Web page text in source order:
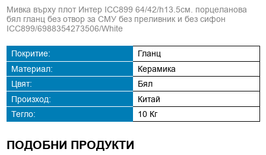
Мивка върху плот Интер ICC899 64/42/h13.5см. порцеланова
бял гланц без отвор за СМУ без преливник и без сифон
ICC899/6988354273506/White
Покритие:
Гланц
Материал:
Керамика
Цвят:
Бял
Произход:
Китай
Тегло:
10 Кг
ПОДОБНИ ПРОДУКТИ